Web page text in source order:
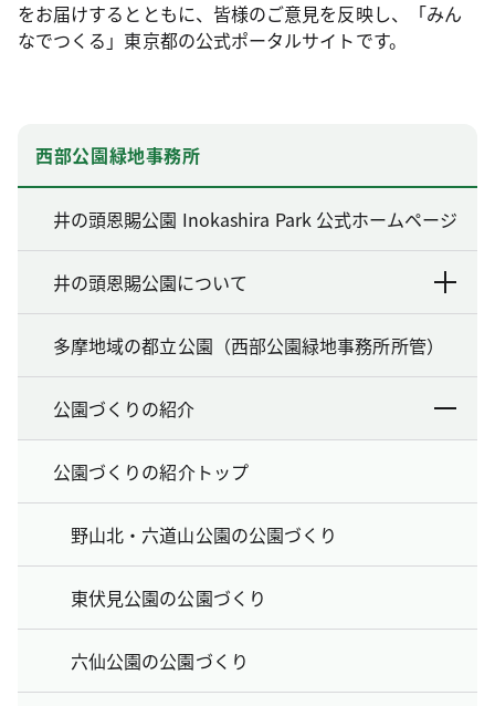
をお届けするとともに、皆様のご意見を反映し、「みん
なでつくる」東京都の公式ポータルサイトです。
西部公園緑地事務所
井の頭恩賜公園 Inokashira Park 公式ホームページ
井の頭恩賜公園について
多摩地域の都立公園（西部公園緑地事務所所管）
公園づくりの紹介
公園づくりの紹介トップ
野山北・六道山公園の公園づくり
東伏見公園の公園づくり
六仙公園の公園づくり